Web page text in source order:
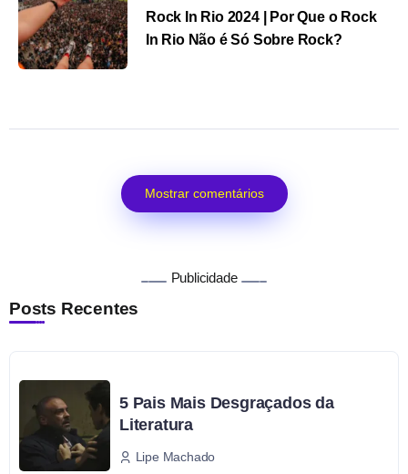
Rock In Rio 2024 | Por Que o Rock
In Rio Não é Só Sobre Rock?
Mostrar comentários
Publicidade
Posts Recentes
5 Pais Mais Desgraçados da
Literatura
Lipe Machado